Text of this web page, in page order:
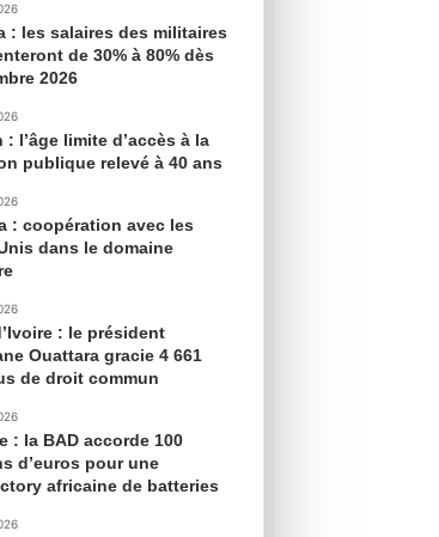
: les salaires des militaires
de 30% à 80% dès
2026
: l’âge limite d’accès à la
publique relevé à 40 ans
: coopération avec les
dans le domaine
: le président
Ouattara gracie 4 661
de droit commun
: la BAD accorde 100
d’euros pour une
africaine de batteries